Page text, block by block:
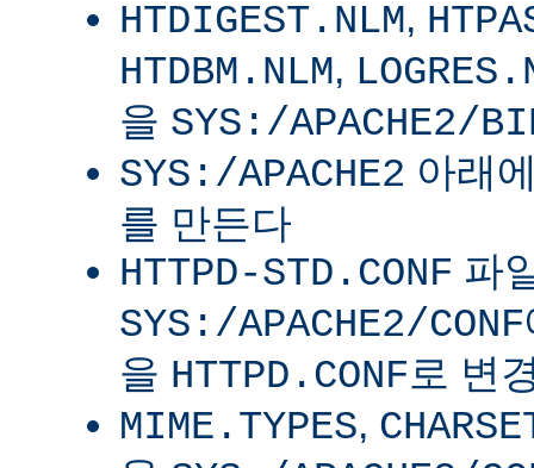
HTDIGEST.NLM,
HTDBM.NLM,
을 SYS:/APACHE2/
SYS:/APACHE2 아래
를 만든다
HTTPD-STD.CONF 파
SYS:/APACHE2/CONF
을 HTTPD.CONF 로 변
MIME.TYPES,